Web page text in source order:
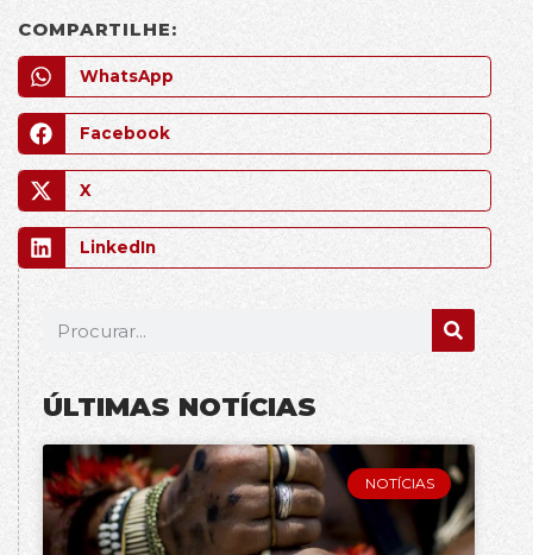
COMPARTILHE:
WhatsApp
Facebook
X
LinkedIn
ÚLTIMAS NOTÍCIAS
NOTÍCIAS